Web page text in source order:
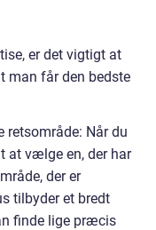
er det vigtigt at
man får den bedste
retsområde: Når du
at vælge en, der har
der er
tilbyder et bredt
finde lige præcis